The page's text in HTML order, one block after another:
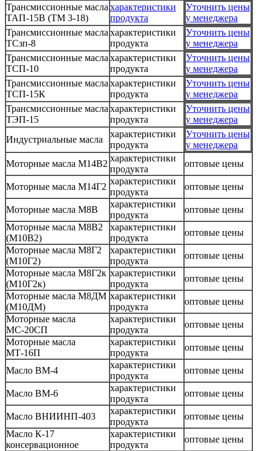
Трансмиссионные масла
ТАП-15В (ТМ 3-18)
характеристики
продукта
Уточнить цены
у менеджера
Трансмиссионные масла
ТСзп-8
характеристики
продукта
Уточнить цены
у менеджера
Трансмиссионные масла
ТСП-10
характеристики
продукта
Уточнить цены
у менеджера
Трансмиссионные масла
ТСП-15К
характеристики
продукта
Уточнить цены
у менеджера
Трансмиссионные масла
ТЭП-15
характеристики
продукта
Уточнить цены
у менеджера
Индустриальные масла
характеристики
продукта
Уточнить цены
у менеджера
Моторные масла М14В2
характеристики
продукта
оптовые цены
Моторные масла М14Г2
характеристики
продукта
оптовые цены
Моторные масла М8В
характеристики
продукта
оптовые цены
Моторные масла М8В2
(М10В2)
характеристики
продукта
оптовые цены
Моторные масла М8Г2
(М10Г2)
характеристики
продукта
оптовые цены
Моторные масла М8Г2к
(М10Г2к)
характеристики
продукта
оптовые цены
Моторные масла М8ДМ
(М10ДМ)
характеристики
продукта
оптовые цены
Моторные масла
МС-20СП
характеристики
продукта
оптовые цены
Моторные масла
МТ-16П
характеристики
продукта
оптовые цены
Масло ВМ-4
характеристики
продукта
оптовые цены
Масло ВМ-6
характеристики
продукта
оптовые цены
Масло ВНИИНП-403
характеристики
продукта
оптовые цены
Масло К-17
консервационное
характеристики
продукта
оптовые цены